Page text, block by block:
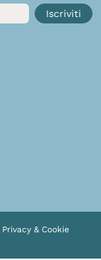
Iscriviti
Privacy & Cookie